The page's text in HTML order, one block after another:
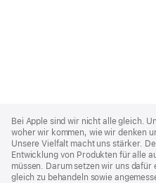
Footer
Bei Apple sind wir nicht alle gleich.
woher wir kommen, wie wir denken
Unsere Vielfalt macht uns stärker.
Entwicklung von Produkten für alle
müssen. Darum setzen wir uns
gleich zu behandeln sowie